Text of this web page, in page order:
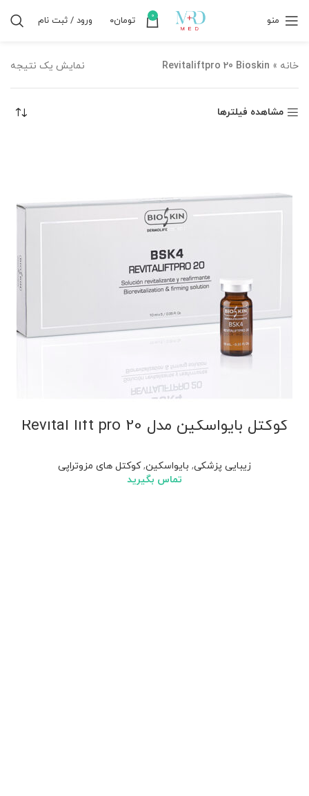
منو 0 تومان۰ ورود / ثبت نام
خانه »
Revitaliftpro 20 Bioskin نمایش یک نتیجه
مشاهده فیلترها
کوکتل بایواسکین مدل Revital lift pro 20
زیبایی پزشکی, بایواسکین,کوکتل های مزوتراپی
تماس بگیرید